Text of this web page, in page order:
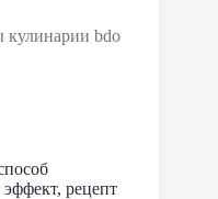
кулинарии bdo
рецепт